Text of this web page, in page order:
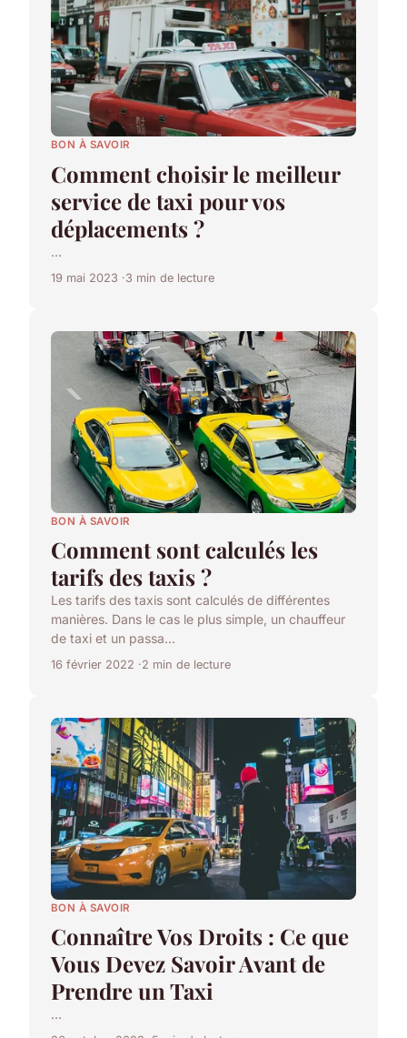
BON À SAVOIR
Comment choisir le meilleur
service de taxi pour vos
déplacements ?
...
19 mai 2023 3 min de lecture
BON À SAVOIR
Comment sont calculés les
tarifs des taxis ?
Les tarifs des taxis sont calculés de différentes
manières. Dans le cas le plus simple, un chauffeur
de taxi et un passa...
16 février 2022 2 min de lecture
BON À SAVOIR
Connaître Vos Droits : Ce que
Vous Devez Savoir Avant de
Prendre un Taxi
...